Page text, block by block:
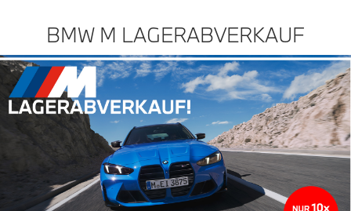
BMW M LAGERABVERKAUF